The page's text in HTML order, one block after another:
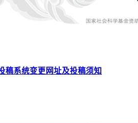
稿系统变更网址及投稿须知